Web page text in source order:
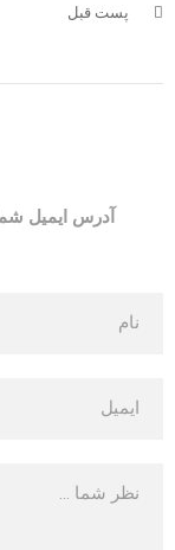
پست قبل
آدرس ایمیل